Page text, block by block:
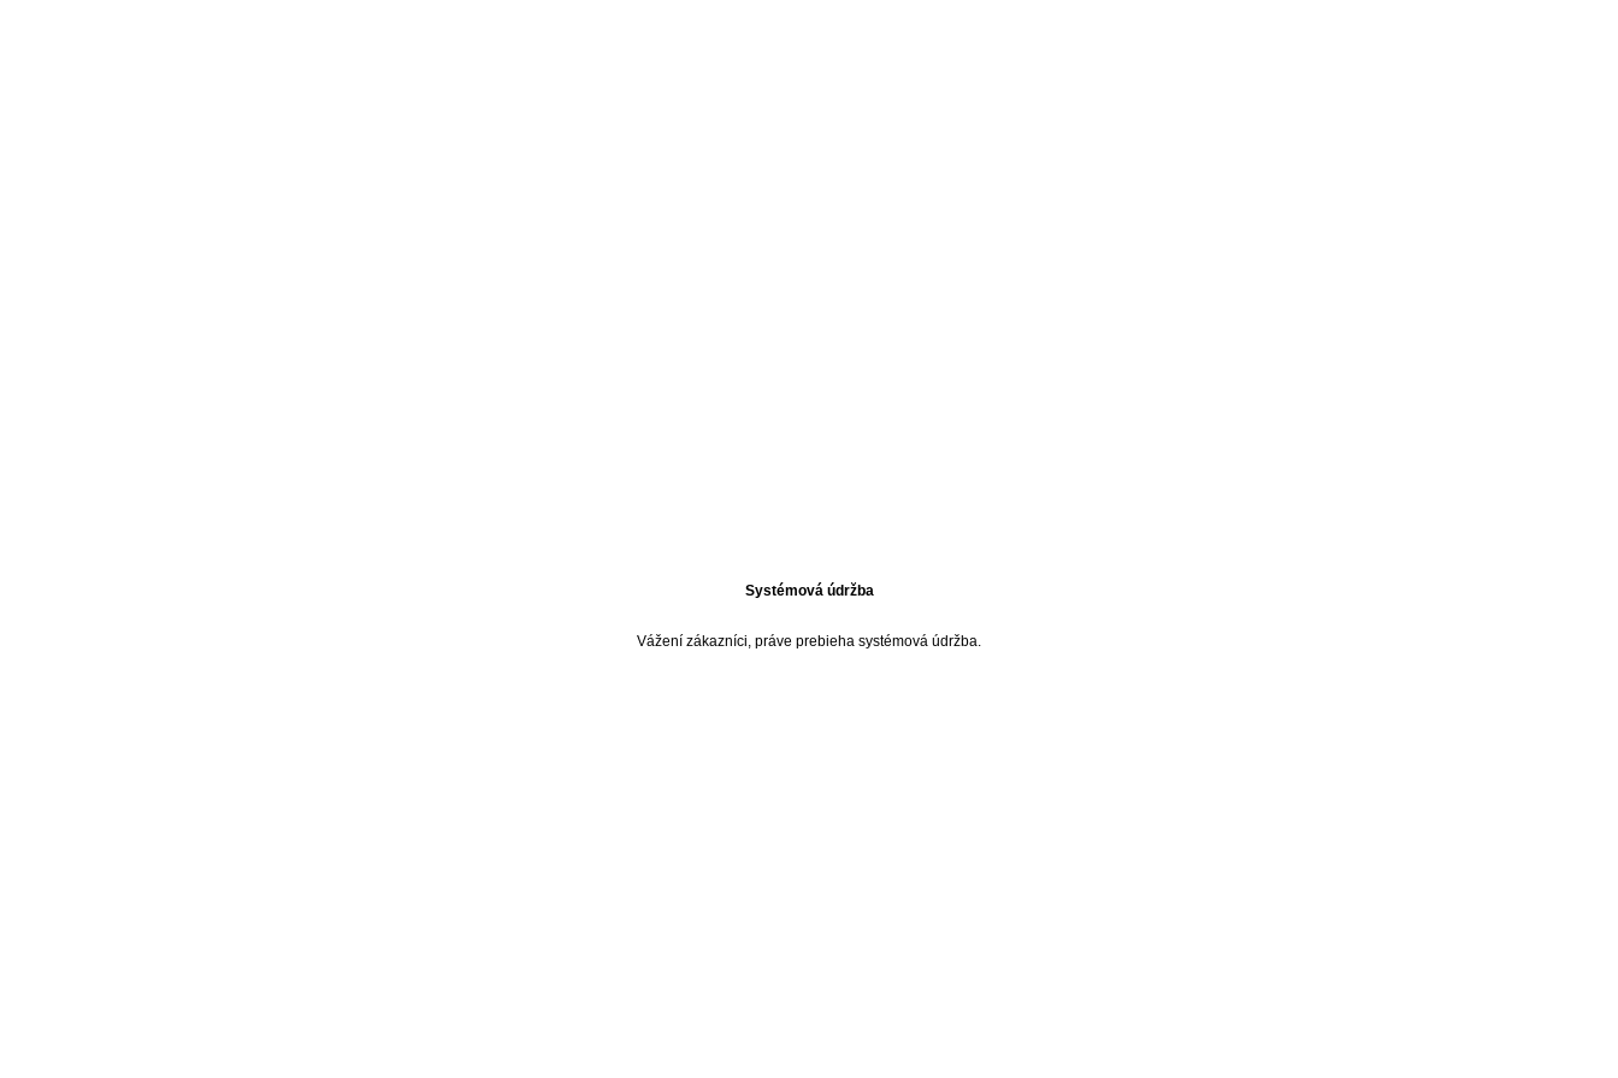
Systémová údržba
Vážení zákazníci, práve prebieha systémová údržba.